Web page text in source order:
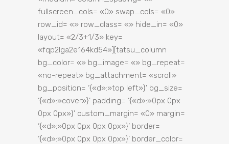
fullscreen_cols= «0» swap_cols= «0»
row_id= «» row_class= «» hide_in= «0»
layout= «2/3+1/3» key=
«fqp2lga2e164kd54»][tatsu_column
bg_color= «» bg_image= «» bg_repeat=
«no-repeat» bg_attachment= «scroll»
bg_position= ‘{«d»:»top left»}’ bg_size=
‘{«d»:»cover»}’ padding= ‘{«d»:»0px 0px
0px 0px»}’ custom_margin= «0» margin=
‘{«d»:»0px 0px 0px 0px»}’ border=
‘{«d»:»0px 0px 0px 0px»}’ border_color=